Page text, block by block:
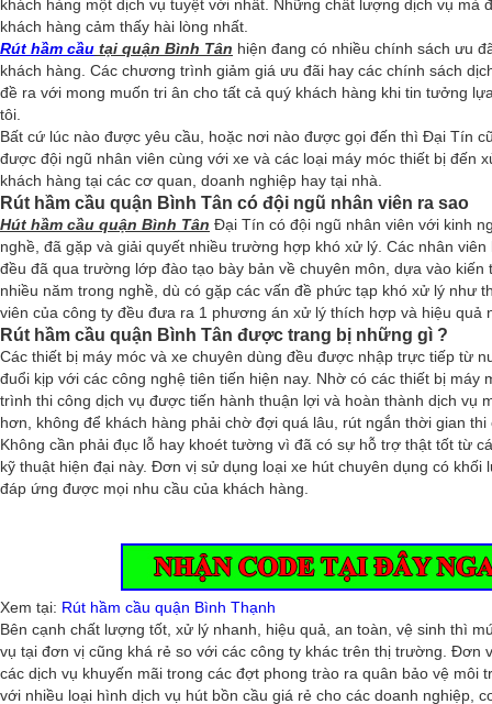
khách hàng một dịch vụ tuyệt vời nhất. Những chất lượng dịch vụ mà
khách hàng cảm thấy hài lòng nhất.
Rút hầm cầu tại quận Bình Tân hiện đang có nhiều chính sách ưu
khách hàng. Các chương trình giảm giá ưu đãi hay các chính sách
đề ra với mong muốn tri ân cho tất cả quý khách hàng khi tin tưởng
tôi.
Bất cứ lúc nào được yêu cầu, hoặc nơi nào được gọi đến thì Đại Tín
được đội ngũ nhân viên cùng với xe và các loại máy móc thiết bị đến
khách hàng tại các cơ quan, doanh nghiệp hay tại nhà.
Rút hầm cầu quận Bình Tân có đội ngũ nhân viên ra sao
Hút hầm cầu quận Bình Tân Đại Tín có đội ngũ nhân viên với kinh
nghề, đã gặp và giải quyết nhiều trường hợp khó xử lý. Các nhân viên
đều đã qua trường lớp đào tạo bày bản về chuyên môn, dựa vào kiến
nhiều năm trong nghề, dù có gặp các vấn đề phức tạp khó xử lý như
viên của công ty đều đưa ra 1 phương án xử lý thích hợp và hiệu quả
Rút hầm cầu quận Bình Tân được trang bị những gì ?
Các thiết bị máy móc và xe chuyên dùng đều được nhập trực tiếp từ
đuổi kịp với các công nghệ tiên tiến hiện nay. Nhờ có các thiết bị máy
trình thi công dịch vụ được tiến hành thuận lợi và hoàn thành dịch vụ
hơn, không để khách hàng phải chờ đợi quá lâu, rút ngắn thời gian
Không cần phải đục lỗ hay khoét tường vì đã có sự hỗ trợ thật tốt từ
kỹ thuật hiện đại này. Đơn vị sử dụng loại xe hút chuyên dụng có khối
đáp ứng được mọi nhu cầu của khách hàng.
Rút hầm cầu giá rẻ
Xem tại: Rút hầm cầu quận Bình Thạnh
Bên cạnh chất lượng tốt, xử lý nhanh, hiệu quả, an toàn, vệ sinh thì
vụ tại đơn vị cũng khá rẻ so với các công ty khác trên thị trường. Đơn
các dịch vụ khuyến mãi trong các đợt phong trào ra quân bảo vệ môi
với nhiều loại hình dịch vụ hút bồn cầu giá rẻ cho các doanh nghiệp,